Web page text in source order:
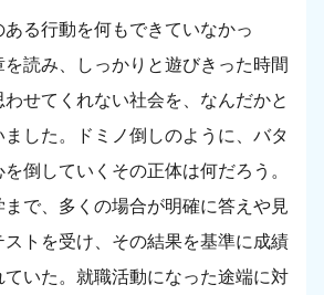
ある行動を何もできていなかっ
読み、しっかりと遊びきった時間
せてくれない社会を、なんだかと
した。ドミノ倒しのように、バタ
倒していくその正体は何だろう。
で、多くの場合が明確に答えや見
トを受け、その結果を基準に成績
いた。就職活動になった途端に対